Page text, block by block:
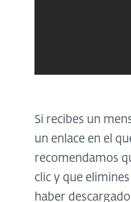
Si recibes un
un enlace en el
recomendamos
clic y que
haber